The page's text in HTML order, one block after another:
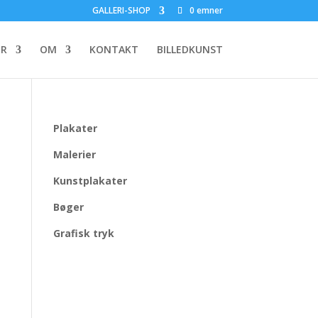
GALLERI-SHOP 0 emner
OM KONTAKT BILLEDKUNST
Plakater
Malerier
Kunstplakater
Bøger
Grafisk tryk